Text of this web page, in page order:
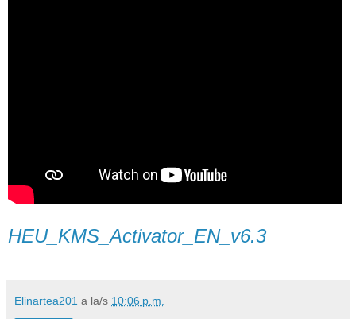
HEU_KMS_Activator_EN_v6.3
Elinartea201 a la/s 10:06 p.m.